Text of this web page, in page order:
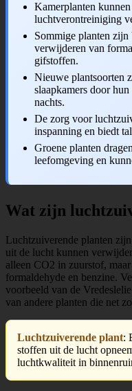
Kamerplanten
luchtverontreiniging
Sommige planten
verwijderen van
gifstoffen.
Nieuwe plantsoorten
slaapkamers door
nachts.
De zorg voor
inspanning en biedt
Groene planten
leefomgeving en
Wat zijn
Luchtzuiverende planten
uit de lucht kunnen
alleen CO2 in zuurstof,
formaldehyde en benzine.
voorbeeld van de
van andere planten die net
Luchtzuiverende plant:
stoffen uit de lucht
luchtkwaliteit in